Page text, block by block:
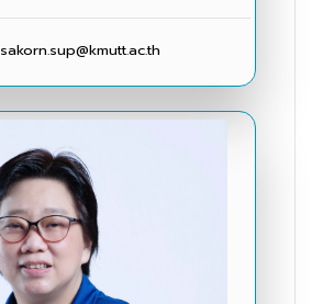
sakorn.sup@kmutt.ac.th